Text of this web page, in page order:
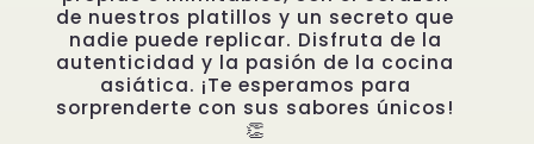
de nuestros platillos y un secreto que
nadie puede replicar. Disfruta de la
autenticidad y la pasión de la cocina
asiática. ¡Te esperamos para
sorprenderte con sus sabores únicos!
👏